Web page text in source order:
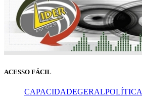
ACESSO FÁCIL
CAPACIDADEGERALPOLÍTICA